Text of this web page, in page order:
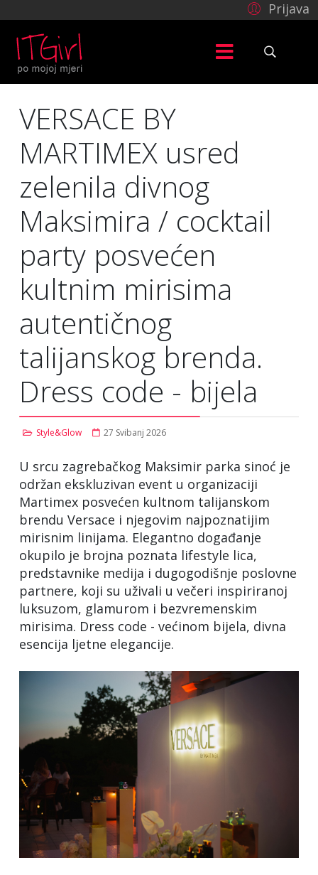
Prijava
VERSACE BY
MARTIMEX usred
zelenila divnog
Maksimira / cocktail
party posvećen
kultnim mirisima
autentičnog
talijanskog brenda.
Dress code - bijela
Style&Glow 27 Svibanj 2026
U srcu zagrebačkog Maksimir parka sinoć je
održan ekskluzivan event u organizaciji
Martimex posvećen kultnom talijanskom
brendu Versace i njegovim najpoznatijim
mirisnim linijama. Elegantno događanje
okupilo je brojna poznata lifestyle lica,
predstavnike medija i dugogodišnje poslovne
partnere, koji su uživali u večeri inspiriranoj
luksuzom, glamurom i bezvremenskim
mirisima. Dress code - većinom bijela, divna
esencija ljetne elegancije.